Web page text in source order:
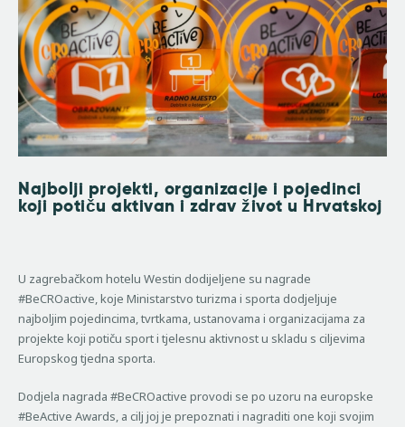
Najbolji projekti, organizacije i pojedinci
koji potiču aktivan i zdrav život u Hrvatskoj
U zagrebačkom hotelu Westin dodijeljene su nagrade
#BeCROactive, koje Ministarstvo turizma i sporta dodjeljuje
najboljim pojedincima, tvrtkama, ustanovama i organizacijama za
projekte koji potiču sport i tjelesnu aktivnost u skladu s ciljevima
Europskog tjedna sporta.
Dodjela nagrada #BeCROactive provodi se po uzoru na europske
#BeActive Awards, a cilj joj je prepoznati i nagraditi one koji svojim